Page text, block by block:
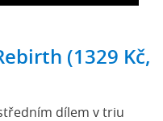
(1329 Kč,
dílem v triu